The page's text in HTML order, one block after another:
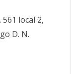
local 2,
D. N.